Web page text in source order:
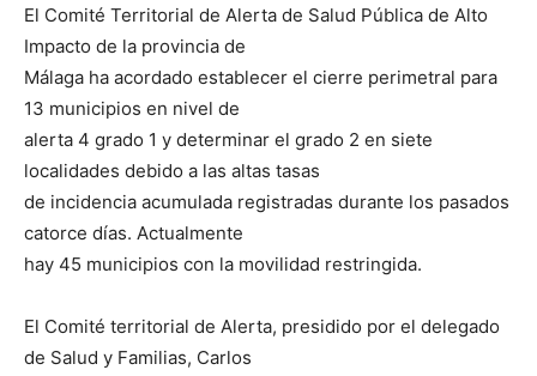
El Comité Territorial de Alerta de Salud Pública de Alto
Impacto de la provincia de
Málaga ha acordado establecer el cierre perimetral para
13 municipios en nivel de
alerta 4 grado 1 y determinar el grado 2 en siete
localidades debido a las altas tasas
de incidencia acumulada registradas durante los pasados
catorce días. Actualmente
hay 45 municipios con la movilidad restringida.
El Comité territorial de Alerta, presidido por el delegado
de Salud y Familias, Carlos